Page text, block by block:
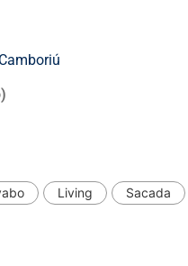
Living Sacada